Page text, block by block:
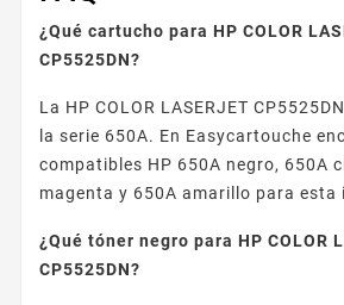
¿Qué cartucho para HP COLOR
CP5525DN?
La HP COLOR LASERJET
la serie 650A. En Easycartouche
compatibles HP 650A negro, 650A
magenta y 650A amarillo para esta
¿Qué tóner negro para HP COLOR
CP5525DN?